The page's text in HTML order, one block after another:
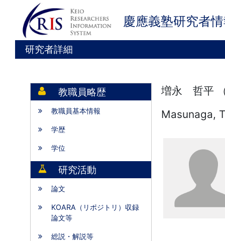
慶應義塾研究者
研究者詳細
教職員略歴
教職員基本情報
学歴
学位
研究活動
論文
KOARA（リポジトリ）収録
論文等
総説・解説等
増永 哲平
Masunaga,